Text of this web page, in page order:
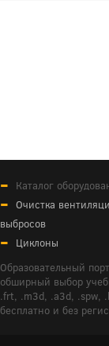
Каталог
Очистка
выбросов
Циклоны
Образовательный
обширный выбор
.frt, .m3d, .a3d, .spw,
бесплатно и без